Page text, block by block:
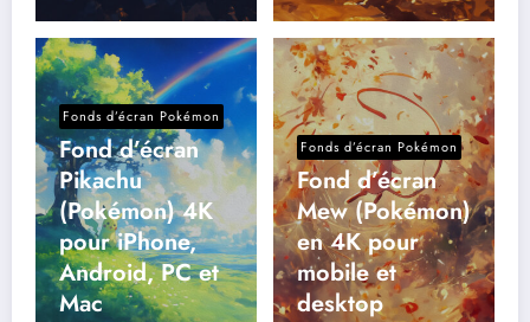
Fonds d’écran Pokémon
Fond d’écran
Pikachu
(Pokémon) 4K
pour iPhone,
Android, PC et
Mac
Fonds d’écran Pokémon
Fond d’écran
Mew (Pokémon)
en 4K pour
mobile et
desktop